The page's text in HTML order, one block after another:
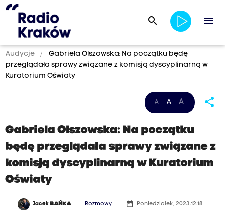
search menu
Audycje
Gabriela Olszowska: Na początku będę
przeglądała sprawy związane z komisją dyscyplinarną w
Kuratorium Oświaty
A A A share
Gabriela Olszowska: Na początku
będę przeglądała sprawy związane z
komisją dyscyplinarną w Kuratorium
Oświaty
Jacek BAŃKA Rozmowy date_range Poniedziałek, 2023.12.18